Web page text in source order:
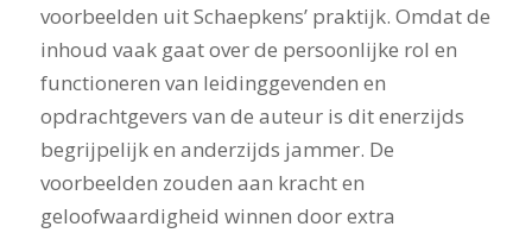
voorbeelden uit Schaepkens’ praktijk. Omdat de
inhoud vaak gaat over de persoonlijke rol en
functioneren van leidinggevenden en
opdrachtgevers van de auteur is dit enerzijds
begrijpelijk en anderzijds jammer. De
voorbeelden zouden aan kracht en
geloofwaardigheid winnen door extra